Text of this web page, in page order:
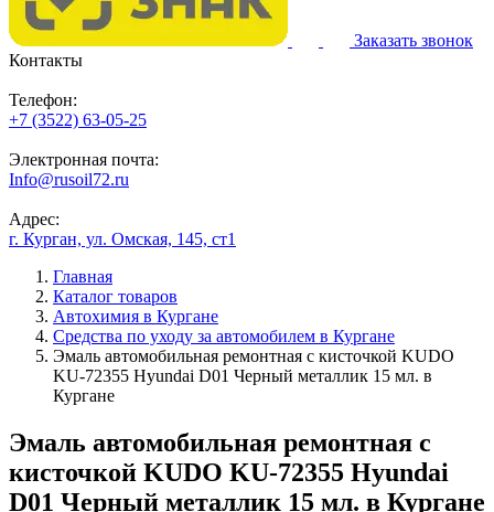
Заказать звонок
Контакты
Телефон:
+7 (3522) 63-05-25
Электронная почта:
Info@rusoil72.ru
Адрес:
г. Курган, ул. Омская, 145, ст1
Главная
Каталог товаров
Автохимия в Кургане
Средства по уходу за автомобилем в Кургане
Эмаль автомобильная ремонтная с кисточкой KUDO
KU-72355 Hyundai D01 Черный металлик 15 мл. в
Кургане
Эмаль автомобильная ремонтная с
кисточкой KUDO KU-72355 Hyundai
D01 Черный металлик 15 мл. в Кургане